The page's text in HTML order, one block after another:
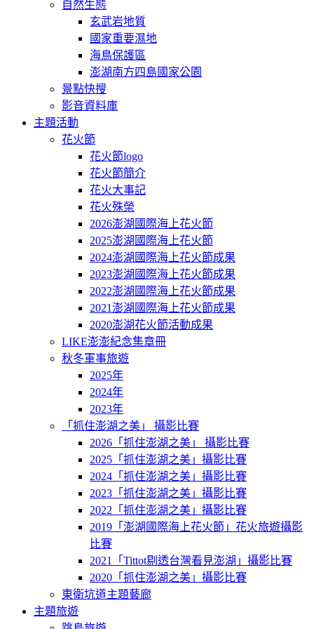
自然生態
玄武岩地質
國家重要濕地
海鳥保護區
澎湖南方四島國家公園
景點快搜
影音資料庫
主題活動
花火節
花火節logo
花火節簡介
花火大事記
花火殊榮
2026澎湖國際海上花火節
2025澎湖國際海上花火節
2024澎湖國際海上花火節成果
2023澎湖國際海上花火節成果
2022澎湖國際海上花火節成果
2021澎湖國際海上花火節成果
2020澎湖花火節活動成果
LIKE澎澎紀念集章冊
秋冬軍事旅遊
2025年
2024年
2023年
「抓住澎湖之美」 攝影比賽
2026「抓住澎湖之美」 攝影比賽
2025「抓住澎湖之美」攝影比賽
2024「抓住澎湖之美」攝影比賽
2023「抓住澎湖之美」攝影比賽
2022「抓住澎湖之美」攝影比賽
2019「澎湖國際海上花火節」花火旅遊攝影
比賽
2021「Tittot剔透台灣看見澎湖」攝影比賽
2020「抓住澎湖之美」攝影比賽
東衛坑道主題藝廊
主題旅遊